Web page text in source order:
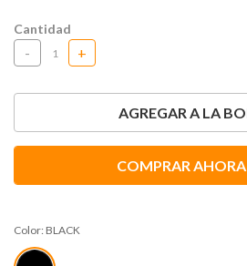
Cantidad
- +
AGREGAR A LA
COMPRAR AHORA
Color: BLACK